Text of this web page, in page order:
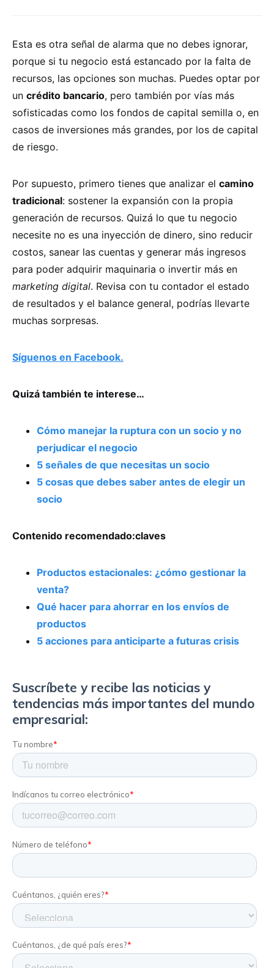
Esta es otra señal de alarma que no debes ignorar,
porque si tu negocio está estancado por la falta de
recursos, las opciones son muchas. Puedes optar por
un crédito bancario, pero también por vías más
sofisticadas como los fondos de capital semilla o, en
casos de inversiones más grandes, por los de capital
de riesgo.
Por supuesto, primero tienes que analizar el camino
tradicional: sostener la expansión con la propia
generación de recursos. Quizá lo que tu negocio
necesite no es una inyección de dinero, sino reducir
costos, sanear las cuentas y generar más ingresos
para poder adquirir maquinaria o invertir más en
marketing digital. Revisa con tu contador el estado
de resultados y el balance general, podrías llevarte
muchas sorpresas.
Síguenos en Facebook.
Quizá también te interese…
Cómo manejar la ruptura con un socio y no
perjudicar el negocio
5 señales de que necesitas un socio
5 cosas que debes saber antes de elegir un
socio
Contenido recomendado:claves
Productos estacionales: ¿cómo gestionar la
venta?
Qué hacer para ahorrar en los envíos de
productos
5 acciones para anticiparte a futuras crisis